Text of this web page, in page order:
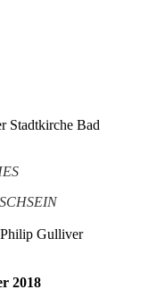
Stadtkirche Bad
Gulliver
2018